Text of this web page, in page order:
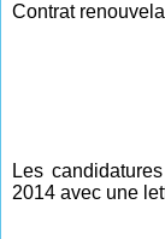
Contrat
Les
2014 avec une